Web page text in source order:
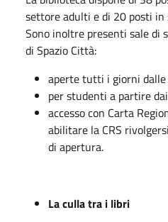
settore adulti e di 20 posti in
Sono inoltre presenti sale di
di Spazio Città:
aperte tutti i giorni dalle
per studenti a partire
accesso con Carta
abilitare la CRS
di apertura.
La culla tra i libri